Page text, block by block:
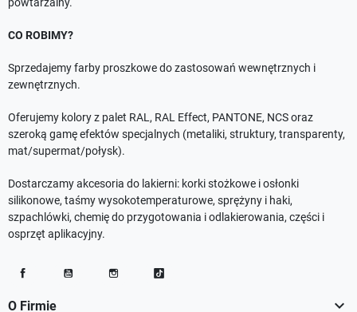
CO ROBIMY?
Sprzedajemy farby proszkowe do zastosowań wewnętrznych i
zewnętrznych.
Oferujemy kolory z palet RAL, RAL Effect, PANTONE, NCS oraz
szeroką gamę efektów specjalnych (metaliki, struktury, transparenty,
mat/supermat/połysk).
Dostarczamy akcesoria do lakierni: korki stożkowe i osłonki
silikonowe, taśmy wysokotemperaturowe, sprężyny i haki,
szpachlówki, chemię do przygotowania i odlakierowania, części i
osprzęt aplikacyjny.
O Firmie 